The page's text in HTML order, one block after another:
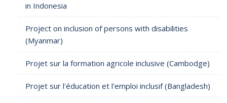
in Indonesia
Project on inclusion of persons with disabilities
(Myanmar)
Projet sur la formation agricole inclusive (Cambodge)
Projet sur l'éducation et l'emploi inclusif (Bangladesh)